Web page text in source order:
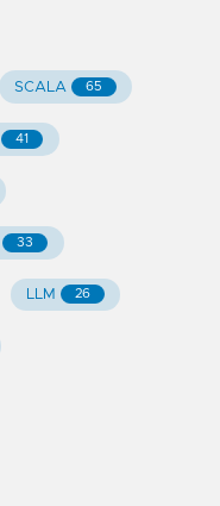
SCALA 65
41
33
LLM 26